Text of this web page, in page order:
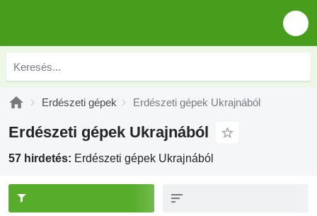
Erdészeti gépek Erdészeti gépek Ukrajnából
Erdészeti gépek Ukrajnából
57 hirdetés: Erdészeti gépek Ukrajnából